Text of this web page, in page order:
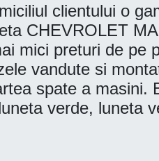
clientului o
CHEVROLET
mici preturi de pe
vandute si
spate a masini.
verde, luneta